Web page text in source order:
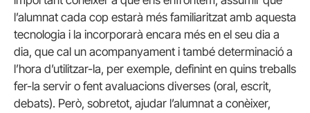
l’alumnat cada cop estarà més familiaritzat amb aquesta
tecnologia i la incorporarà encara més en el seu dia a
dia, que cal un acompanyament i també determinació a
l’hora d’utilitzar-la, per exemple, definint en quins treballs
fer-la servir o fent avaluacions diverses (oral, escrit,
debats). Però, sobretot, ajudar l’alumnat a conèixer,